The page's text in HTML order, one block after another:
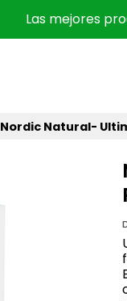
Las mejores
Nordic Natural-